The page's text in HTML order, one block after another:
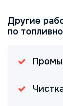
Другие
по